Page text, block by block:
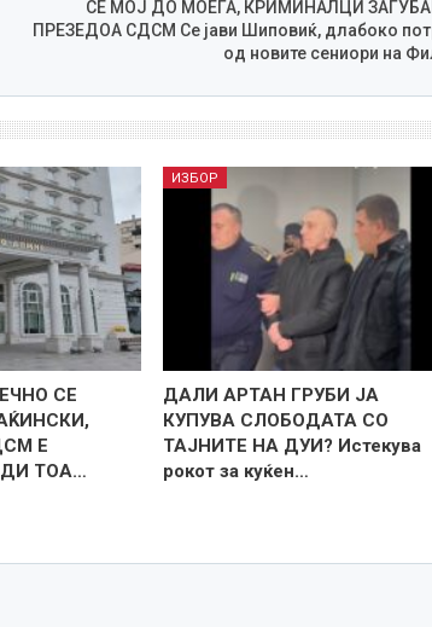
СÈ MOJ ДО МОЕГА, КРИМИНАЛЦИ
ПРЕЗЕДОА СДСМ Се јави Шиповиќ, длабоко
од новите сениори на
СЕ
Е
ТОА…
ИЗБОР
ДАЛИ АРТАН ГРУБИ ЈА
КУПУВА СЛОБОДАТА СО
ТАЈНИТЕ НА ДУИ? Истекува
рокот за куќен…